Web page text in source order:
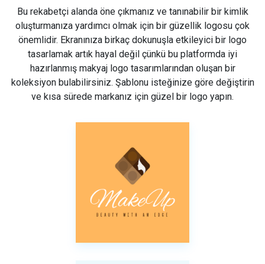
Bu rekabetçi alanda öne çıkmanız ve tanınabilir bir kimlik
oluşturmanıza yardımcı olmak için bir güzellik logosu çok
önemlidir. Ekranınıza birkaç dokunuşla etkileyici bir logo
tasarlamak artık hayal değil çünkü bu platformda iyi
hazırlanmış makyaj logo tasarımlarından oluşan bir
koleksiyon bulabilirsiniz. Şablonu isteğinize göre değiştirin
ve kısa sürede markanız için güzel bir logo yapın.